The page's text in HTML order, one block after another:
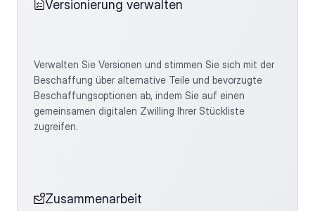
Versionierung verwalten
Verwalten Sie Versionen und stimmen Sie sich mit der
Beschaffung über alternative Teile und bevorzugte
Beschaffungsoptionen ab, indem Sie auf einen
gemeinsamen digitalen Zwilling Ihrer Stückliste
zugreifen.
Zusammenarbeit